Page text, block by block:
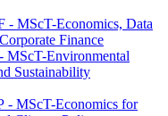
- MScT-Economics, Data
Finance
MScT-Environmental
Sustainability
- MScT-Economics for